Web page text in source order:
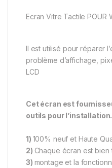
Ecran Vitre Tactile POUR
Il est utilisé pour réparer
problème d’affichage,
LCD
Cet écran est
outils pour l’installation.
1) 100% neuf et Haute
2) Chaque écran est bien
3) montage et la